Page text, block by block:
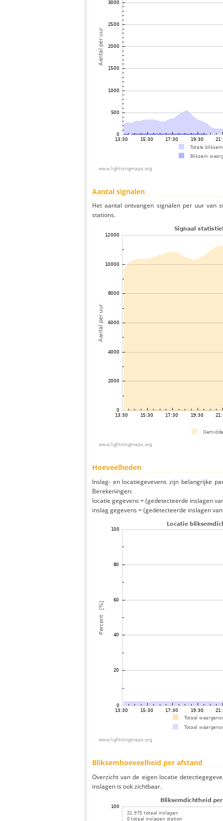
Aantal signalen
Het aantal ontvangen signalen per uur van
stations.
Hoeveelheden
Inslag- en locatiegevevens zijn belangrijke
Berekeningen:
locatie gegevens = (gedetecteerde inslagen
inslag gegevens = (gedetecteerde inslagen
Bliksemhoeveelheid per afstand
Overzicht van de eigen locatie
inslagen is ook zichtbaar.